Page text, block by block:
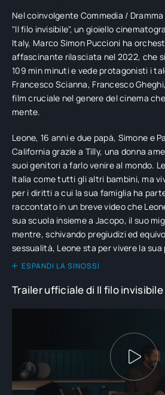
Nel coinvolgente Commedia /
"Il filo invisibile", un gioiello
Italy, Marco Simon Puccioni ha
affascinante rilasciata nel 2022, che
109 min minuti e vede protagonisti i
Francesco Scianna, Francesco
film cruciale nel genere del cinema
mente.
Leone, 16 anni e due papà, Simone e
California grazie a Tilly, una donna
suoi genitori a farlo venire al mondo.
Italia come tutti gli altri bambini, ma
per i diritti a cui la sua famiglia ha
raccontato in un breve video che
sua scuola insieme a Jacopo, il suo
mentre, schivando pregiudizi ed
sessualità, Leone sta per vivere la sua
la solidità della sua famiglia sembra
riflettere sulla vera natura del “filo
ESPANDI LA SINOSSI
Trailer ufficiale di Il filo invisibile